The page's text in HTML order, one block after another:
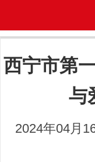
西宁市第
与
2024年04月